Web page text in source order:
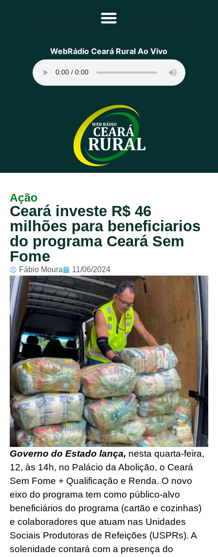
Principal
Programação
Equipe
Contato
Sobre
WebRádio Ceará Rural Ao Vivo
Ação
Ceará investe R$ 46
milhões para beneficiarios
do programa Ceará Sem
Fome
Fábio Moura 11/06/2024
Governo do Estado lança, nesta quarta-feira,
12, às 14h, no Palácio da Abolição, o Ceará
Sem Fome + Qualificação e Renda. O novo
eixo do programa tem como público-alvo
beneficiários do programa (cartão e cozinhas)
e colaboradores que atuam nas Unidades
Sociais Produtoras de Refeições (USPRs). A
solenidade contará com a presença do